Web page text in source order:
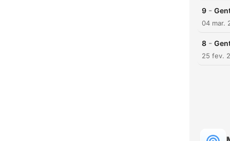
9 -
04 mar.
8 -
25 fev.